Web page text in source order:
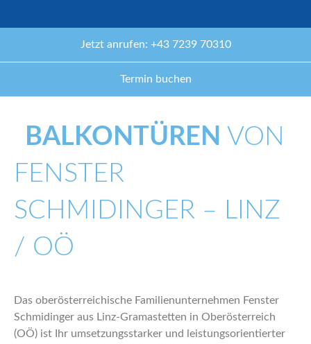
Jetzt anrufen: +43 7239 70310
Termin buchen
BALKONTÜREN VON
FENSTER
SCHMIDINGER – LINZ
/ OÖ
Das oberösterreichische Familienunternehmen Fenster
Schmidinger aus Linz-Gramastetten in Oberösterreich
(OÖ) ist Ihr umsetzungsstarker und leistungsorientierter